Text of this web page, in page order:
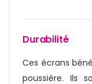
Durabilité
Ces écrans
poussière. Ils